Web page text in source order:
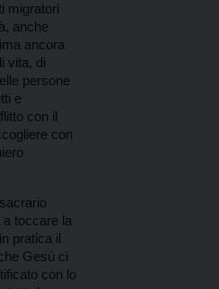
migratori
anche
ancora
vita, di
persone
e
con il
con
toccare la
pratica il
Gesù ci
con lo